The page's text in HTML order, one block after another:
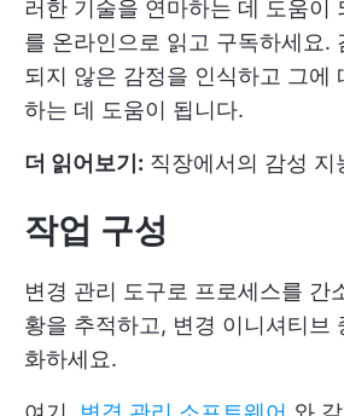
러한 기술을 연마하는 데 도움이
를 온라인으로 읽고 구독하세요.
되지 않은 감정을 인식하고 그에
하는 데 도움이 됩니다.
더 읽어보기: 직장에서의 감성 지
작업 구성
변경 관리 도구로 프로세스를 간
황을 추적하고, 변경 이니셔티브
화하세요.